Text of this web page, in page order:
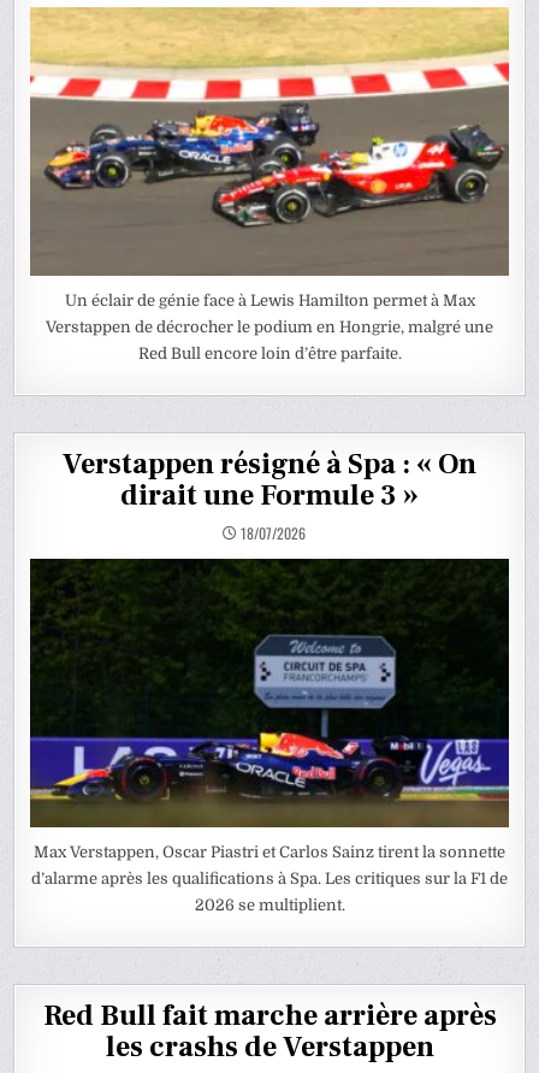
Un éclair de génie face à Lewis Hamilton permet à Max
Verstappen de décrocher le podium en Hongrie, malgré une
Red Bull encore loin d’être parfaite.
Verstappen résigné à Spa : « On
dirait une Formule 3 »
18/07/2026
Max Verstappen, Oscar Piastri et Carlos Sainz tirent la sonnette
d’alarme après les qualifications à Spa. Les critiques sur la F1 de
2026 se multiplient.
Red Bull fait marche arrière après
les crashs de Verstappen